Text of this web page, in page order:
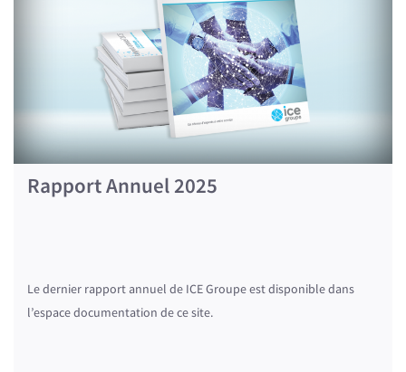
Rapport Annuel 2025
Le dernier rapport annuel de ICE Groupe est disponible dans
l’espace documentation de ce site.